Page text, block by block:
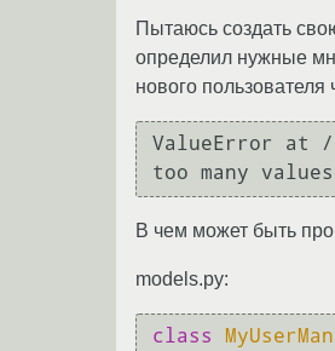
Пытаюсь создать
определил нужные
нового
ValueError at /
В чем может быть
models.py:
class